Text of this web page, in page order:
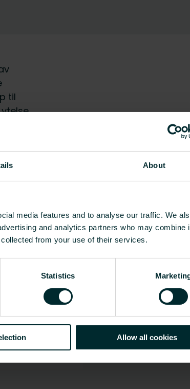
About
media features and to analyse our traffic. We
and analytics partners who may combine
from your use of their services.
Statistics
Allow all cookies
til
og
- Rørdel med 2 anslutninger
(CW602N)
(CW602N)
per kg materiale